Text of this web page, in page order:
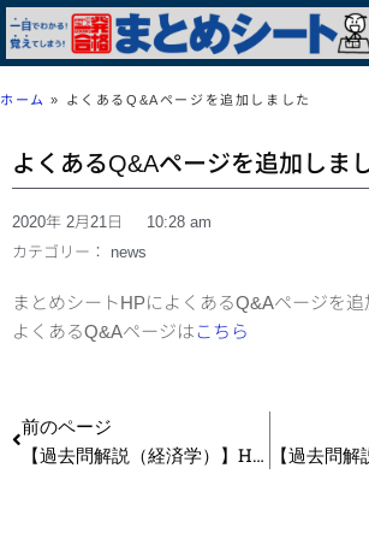
ホーム » よくあるQ&Aページを追加しました
よくあるQ&Aページを追加しま
2020年 2月21日
10:28 am
カテゴリー：
news
まとめシートHPによくあるQ&Aページを追
​よくあるQ&Aページはこちら
前のページ
【過去問解説（経済学）】H28 第18問 市場の失敗